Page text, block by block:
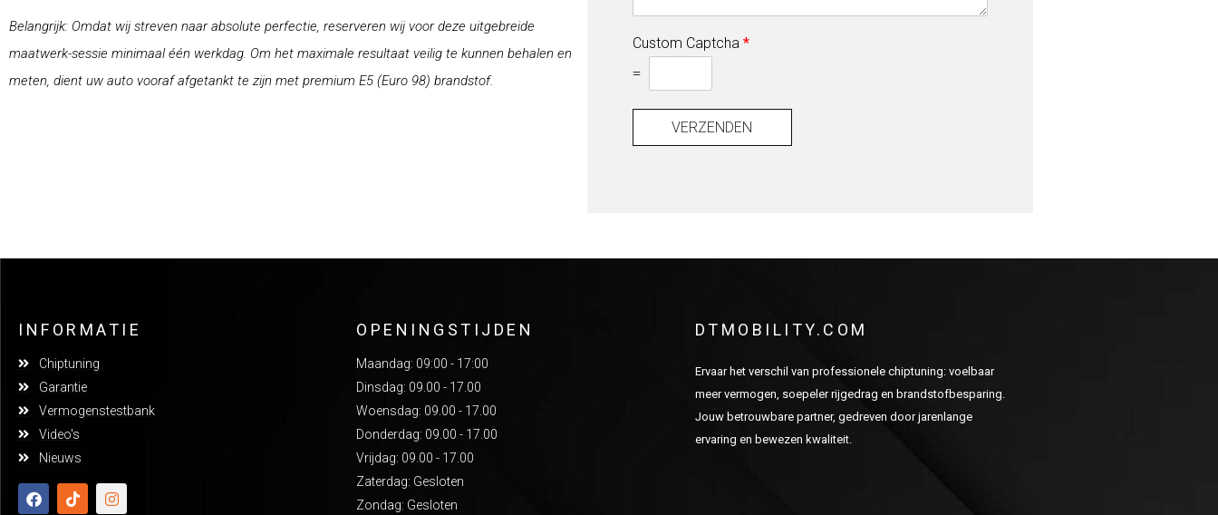
Belangrijk: Omdat wij streven naar absolute perfectie, reserveren wij voor deze uitgebreide
maatwerk-sessie minimaal één werkdag. Om het maximale resultaat veilig te kunnen behalen en
meten, dient uw auto vooraf afgetankt te zijn met premium E5 (Euro 98) brandstof.
Custom Captcha *
=
VERZENDEN
INFORMATIE
Chiptuning
Garantie
Vermogenstestbank
Video's
Nieuws
OPENINGSTIJDEN
Maandag: 09:00 - 17:00
Dinsdag: 09.00 - 17.00
Woensdag: 09.00 - 17.00
Donderdag: 09.00 - 17.00
Vrijdag: 09.00 - 17.00
Zaterdag: Gesloten
Zondag: Gesloten
DTMOBILITY.COM
Ervaar het verschil van professionele chiptuning: voelbaar
meer vermogen, soepeler rijgedrag en brandstofbesparing.
Jouw betrouwbare partner, gedreven door jarenlange
ervaring en bewezen kwaliteit.